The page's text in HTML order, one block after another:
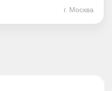
г. Москва